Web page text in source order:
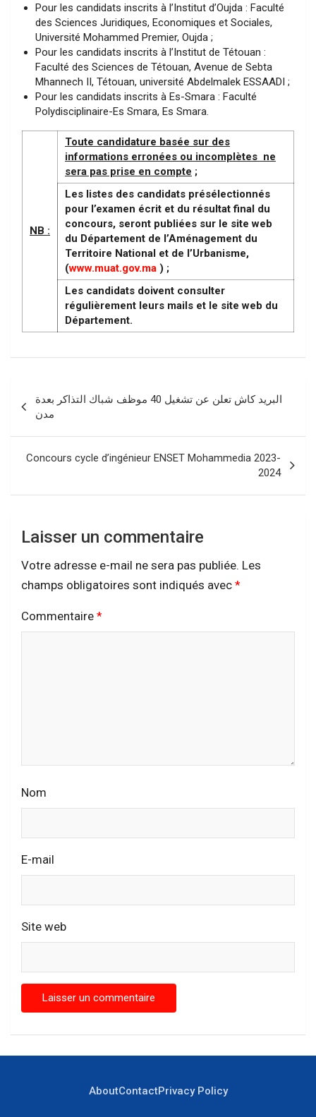
Pour les candidats inscrits à l’Institut d’Oujda : Faculté
des Sciences Juridiques, Economiques et Sociales,
Université Mohammed Premier, Oujda ;
Pour les candidats inscrits à l’Institut de Tétouan :
Faculté des Sciences de Tétouan, Avenue de Sebta
Mhannech II, Tétouan, université Abdelmalek ESSAADI ;
Pour les candidats inscrits à Es-Smara : Faculté
Polydisciplinaire-Es Smara, Es Smara.
NB :
Toute candidature basée sur des
informations erronées ou incomplètes ne
sera pas prise en compte ;
Les listes des candidats présélectionnés
pour l’examen écrit et du résultat final du
concours, seront publiées sur le site web
du Département de l’Aménagement du
Territoire National et de l’Urbanisme,
(www.muat.gov.ma ) ;
Les candidats doivent consulter
régulièrement leurs mails et le site web du
Département.
de
l’article
البريد كاش تعلن عن تشغيل 40 موظف شباك التذاكر بعدة
مدن
Concours cycle d’ingénieur ENSET Mohammedia 2023-
2024
Laisser un commentaire
Votre adresse e-mail ne sera pas publiée. Les
champs obligatoires sont indiqués avec *
Commentaire *
Nom
E-mail
Site web
AboutContactPrivacy Policy